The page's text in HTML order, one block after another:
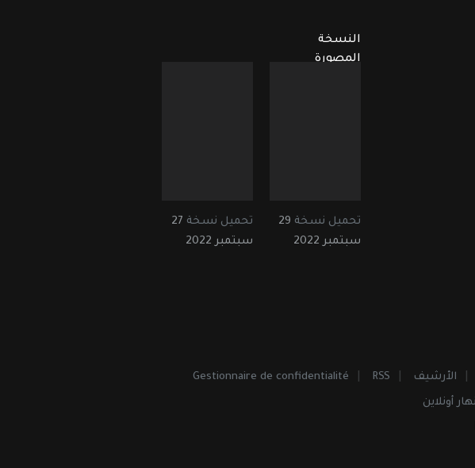
النسخة
المصورة
تحميل نسخة 29
سبتمبر 2022
تحميل نسخة 27
سبتمبر 2022
الأرشيف RSS
Gestionnaire de confidentialité